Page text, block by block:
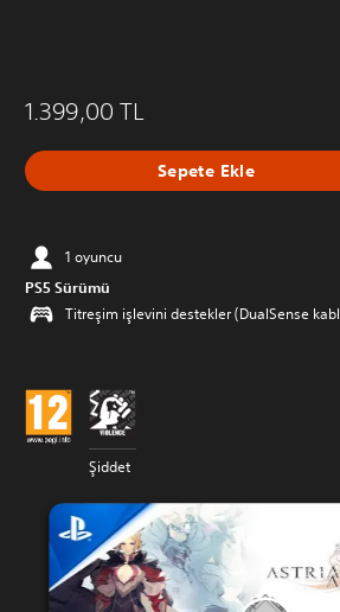
1.399,00 TL
Sepete Ekle
1 oyuncu
PS5 Sürümü
Titreşim işlevini destekler (DualSense
Şiddet